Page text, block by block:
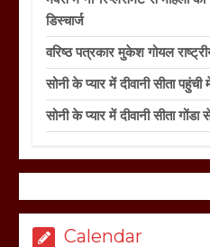
डिस्चार्ज
वरिष्ठ पत्रकार मुकेश गोयल
सोनी के प्यार में दीवानी सीता पहुंची
सोनी के प्यार में दीवानी सीता
Calendar